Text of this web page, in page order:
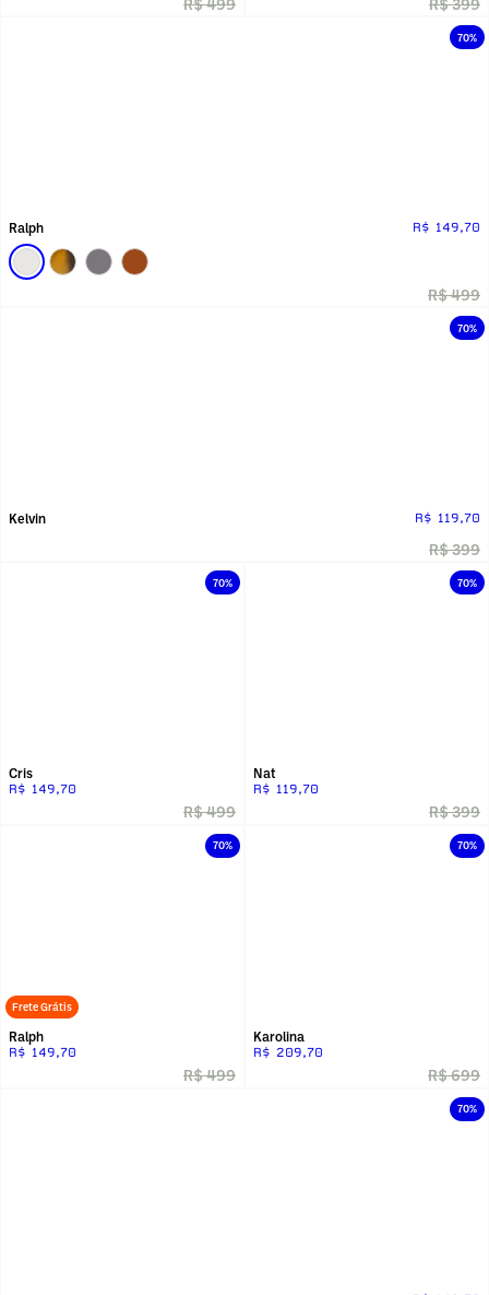
R$ 499
70%
Ralph R$ 149,70
R$ 499
70%
Kelvin R$ 119,70
R$ 399
R$ 399
70%
Cris
R$ 149,70
R$ 499
70%
Nat
R$ 119,70
R$ 399
70%
Frete Grátis
Ralph
R$ 149,70
R$ 499
70%
70%
Karolina
R$ 209,70
R$ 699